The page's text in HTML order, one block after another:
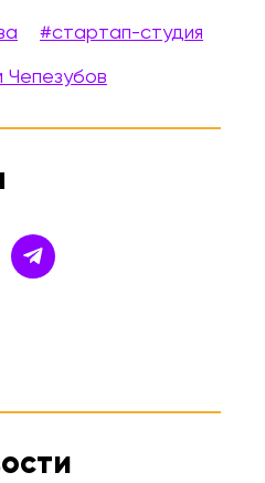
#стартап-студия
Чепезубов